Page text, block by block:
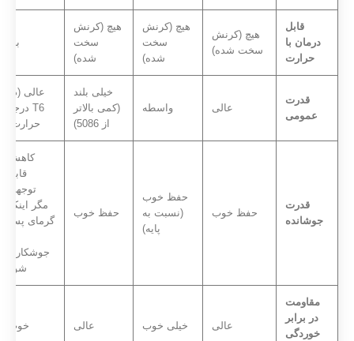
قابل
درمان با
حرارت
هیچ (کرنش
سخت شده)
هیچ (کرنش
سخت
شده)
هیچ (کرنش
سخت
شده)
بله
قدرت
عمومی
عالی واسطه
خیلی بلند
(کمی بالاتر
از 5086)
عالی (در
T6 درجه
حرارت)
قدرت
جوشانده
حفظ خوب
حفظ خوب
(نسبت به
پایه)
حفظ خوب
کاهش
قابل
توجهی
مگر اینکه
گرمای پس
جوشکاری
شود
مقاومت
در برابر
خوردگی
عالی خیلی خوب عالی خوب